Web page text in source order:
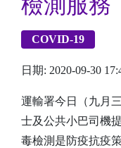
檢測服務
COVID-19
日期: 2020-09-30
運輸署今日（九月
士及公共小巴司機
毒檢測是防疫抗疫